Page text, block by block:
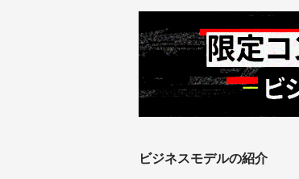
ビジネスモデルの紹介